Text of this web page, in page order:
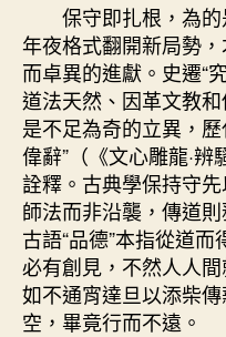
保守即扎根，為
年夜格式翻開新局勢
而卓異的進獻。史遷“
道法天然、因革文教
是不足為奇的立異，
偉辭”（《文心雕龍·
詮釋。古典學保持守
師法而非沿襲，傳道
古語“品德”本指從道
必有創見，不然人人
如不通宵達旦以添柴
空，畢竟行而不遠。